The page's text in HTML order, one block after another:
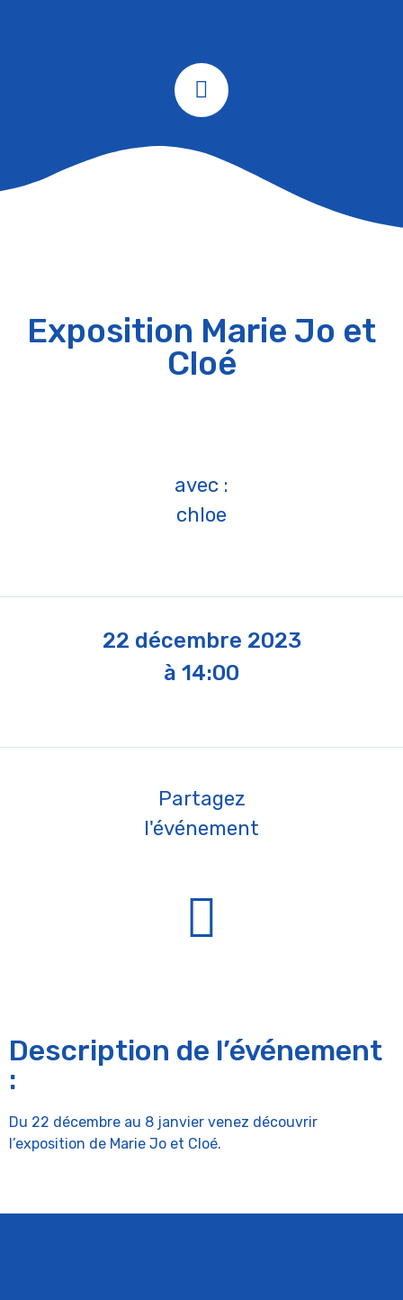
Exposition Marie Jo et
Cloé
avec :
chloe
22 décembre 2023
à 14:00
Partagez
l'événement
Description de l’événement
:
Du 22 décembre au 8 janvier venez découvrir
l’exposition de Marie Jo et Cloé.